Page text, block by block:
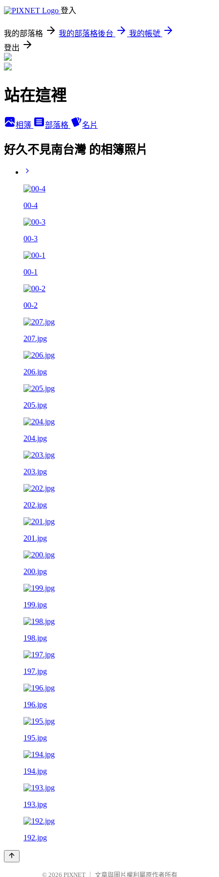
登入
我的部落格 我的部落格後台
我的帳號
登出
站在這裡
相簿 部落格 名片
好久不見南台灣 的相簿照片
00-4
00-3
00-1
00-2
207.jpg
206.jpg
205.jpg
204.jpg
203.jpg
202.jpg
201.jpg
200.jpg
199.jpg
198.jpg
197.jpg
196.jpg
195.jpg
194.jpg
193.jpg
192.jpg
© 2026 PIXNET 文章與圖片權利屬原作者所有